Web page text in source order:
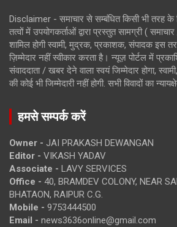
Disclaimer - समाचार से सम्बंधित किसी भी तरह
तत्वों में उपयोगकर्ताओं द्वारा प्रस्तुत सामग्री (
शामिल होगी स्वामी, मुद्रक, प्रकाशक, संपादक इस
ज़िम्मेदार नहीं स्वीकार करता है। न्यूज़ पोर्टल में
संवाददाता / खबर देने वाला स्वयं जिम्मेदार होगा,
की कोई भी जिम्मेदारी नहीं होगी. सभी विवादों का
हमसे सम्पर्क करें
Owner - JAI PRAKASH DEWANGAN
Editor - VIKASH YADAV
Associate - LAVY SERVICES
Office - 40, BRAMDEV COLONY, NEAR
BHATAON, RAIPUR C.G.
Mobile - 9753444500
Email - news3636online@gmail.com